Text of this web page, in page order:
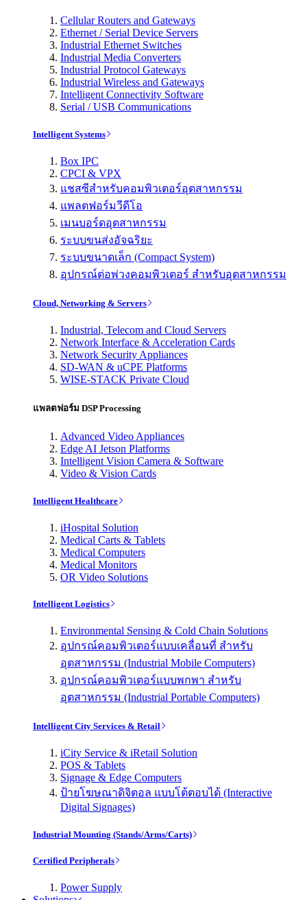
Cellular Routers and Gateways
Ethernet / Serial Device Servers
Industrial Ethernet Switches
Industrial Media Converters
Industrial Protocol Gateways
Industrial Wireless and Gateways
Intelligent Connectivity Software
Serial / USB Communications
Intelligent Systems
Box IPC
CPCI & VPX
แชสซีสำหรับคอมพิวเตอร์อุตสาหกรรม
แพลตฟอร์มวีดีโอ
เมนบอร์ดอุตสาหกรรม
ระบบขนส่งอัจฉริยะ
ระบบขนาดเล็ก (Compact System)
อุปกรณ์ต่อพ่วงคอมพิวเตอร์ สำหรับอุตสาหกรรม
Cloud, Networking & Servers
Industrial, Telecom and Cloud Servers
Network Interface & Acceleration Cards
Network Security Appliances
SD-WAN & uCPE Platforms
WISE-STACK Private Cloud
แพลตฟอร์ม DSP Processing
Advanced Video Appliances
Edge AI Jetson Platforms
Intelligent Vision Camera & Software
Video & Vision Cards
Intelligent Healthcare
iHospital Solution
Medical Carts & Tablets
Medical Computers
Medical Monitors
OR Video Solutions
Intelligent Logistics
Environmental Sensing & Cold Chain Solutions
อุปกรณ์คอมพิวเตอร์แบบเคลื่อนที่ สำหรับ
อุตสาหกรรม (Industrial Mobile Computers)
อุปกรณ์คอมพิวเตอร์แบบพกพา สำหรับ
อุตสาหกรรม (Industrial Portable Computers)
Intelligent City Services & Retail
iCity Service & iRetail Solution
POS & Tablets
Signage & Edge Computers
ป้ายโฆษณาดิจิตอล แบบโต้ตอบได้ (Interactive
Digital Signages)
Industrial Mounting (Stands/Arms/Carts)
Certified Peripherals
Power Supply